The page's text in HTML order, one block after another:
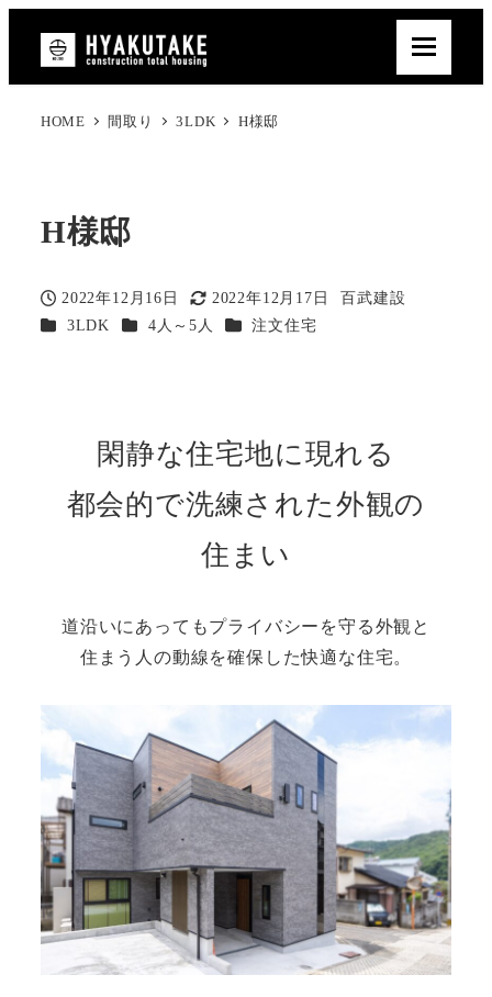
HOME 間取り 3LDK H様邸
H様邸
投稿日
2022年12月16日
更新日
2022年12月17日
著
百武建設
カテゴリー
3LDK カテゴリー
4人～5人 カテゴリー
注文住宅
閑静な住宅地に現れる
都会的で洗練された外観の
住まい
道沿いにあってもプライバシーを守る外観と
住まう人の動線を確保した快適な住宅。